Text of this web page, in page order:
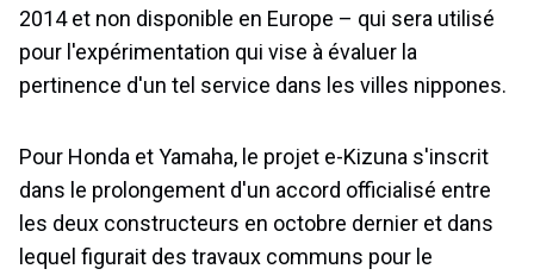
2014 et non disponible en Europe – qui sera utilisé
pour l'expérimentation qui vise à évaluer la
pertinence d'un tel service dans les villes nippones.
Pour Honda et Yamaha, le projet e-Kizuna s'inscrit
dans le prolongement d'un accord officialisé entre
les deux constructeurs en octobre dernier et dans
lequel figurait des travaux communs pour le